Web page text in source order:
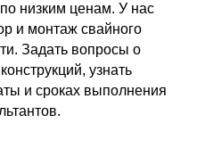
низким ценам. У нас
и монтаж свайного
Задать вопросы о
узнать
и сроках выполнения